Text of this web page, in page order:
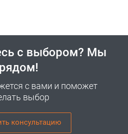
с выбором? Мы
рядом!
с вами и поможет
выбор
консультацию